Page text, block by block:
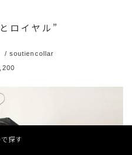
ロイヤル”
/ soutiencollar
探す